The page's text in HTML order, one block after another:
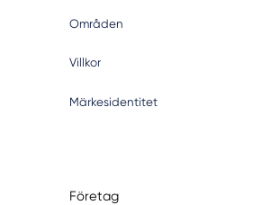
Områden
Villkor
Märkesidentitet
Företag